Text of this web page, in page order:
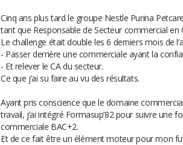
Cinq ans plus tard le groupe Nestle Purina
tant que Responsable de Secteur commercial en
Le challenge était double les 6 derniers mois de
- Passer derrière une commerciale ayant la
- Et relever le CA du secteur.
Ce que j’ai su faire au vu des résultats.
Ayant pris conscience que le domaine
travail, j’ai intégré Formasup’82 pour suivre
commerciale BAC+2.
Et de ce fait être un élément moteur pour mon